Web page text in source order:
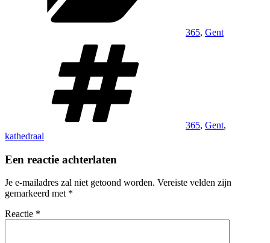
365, Gent
365, Gent,
kathedraal
Een reactie achterlaten
Je e-mailadres zal niet getoond worden. Vereiste velden zijn
gemarkeerd met *
Reactie *